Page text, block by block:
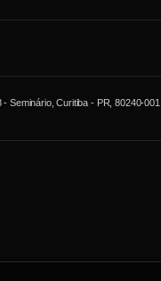
Seminário, Curitiba - PR, 80240-001